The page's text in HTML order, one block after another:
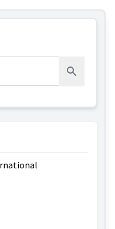
Rechercher